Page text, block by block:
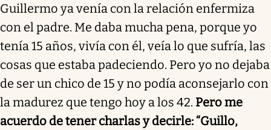
Guillermo ya venía con la relación enfermiza
con el padre. Me daba mucha pena, porque yo
tenía 15 años, vivía con él, veía lo que sufría, las
cosas que estaba padeciendo. Pero yo no dejaba
de ser un chico de 15 y no podía aconsejarlo con
la madurez que tengo hoy a los 42. Pero me
acuerdo de tener charlas y decirle: “Guillo,